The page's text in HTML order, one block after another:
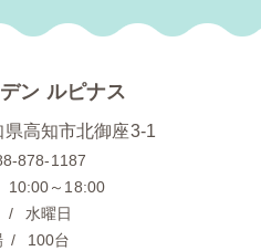
ン ルピナス
高知市北御座3-1
878-1187
10:00～18:00
水曜日
100台